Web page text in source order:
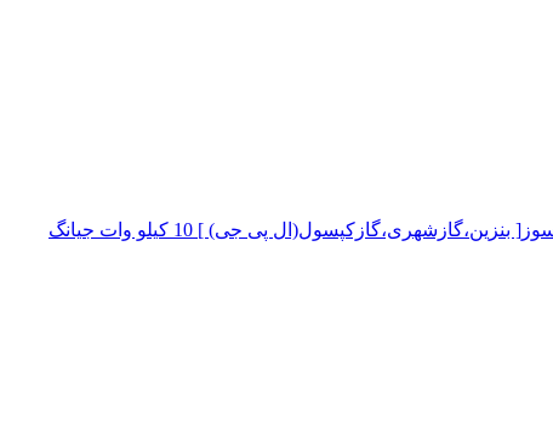
موتور برق سه گانه سوز[ بنزین،گازشهری،گازکپسول(ال پی جی) ] 10 کیلو وات جیانگ